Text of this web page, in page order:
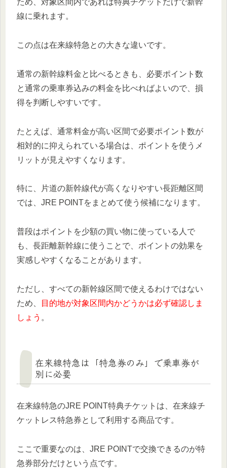
ため、対象区間内であれば特典チケットだけで新幹
線に乗れます。
この点は在来線特急との大きな違いです。
通常の新幹線料金と比べるときも、必要ポイント数
と通常の乗車券込みの料金を比べればよいので、損
得を判断しやすいです。
たとえば、通常料金が高い区間で必要ポイント数が
相対的に抑えられている場合は、ポイントを使うメ
リットが見えやすくなります。
特に、片道の新幹線代が高くなりやすい長距離区間
では、JRE POINTをまとめて使う候補になります。
普段はポイントを少額の買い物に使っている人で
も、長距離新幹線に使うことで、ポイントの効果を
実感しやすくなることがあります。
ただし、すべての新幹線区間で使えるわけではない
ため、
目的地が対象区間内かどうかは必ず確認しま
しょう 。
在来線特急は「特急券のみ」で乗車券が
別に必要
在来線特急のJRE POINT特典チケットは、在来線チ
ケットレス特急券として利用する商品です。
ここで重要なのは、JRE POINTで交換できるのが特
急券部分だけという点です。